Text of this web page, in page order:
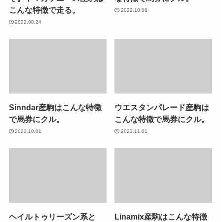
こんな特徴で走る。
2022.08.24
2022.10.08
Sinndar産駒はこんな特徴
で馬券にクル。
2023.10.01
ウエスタンパレード産駒は
こんな特徴で馬券にクル。
2023.11.01
ヘイルトゥリーズン系と
Linamix産駒はこんな特徴